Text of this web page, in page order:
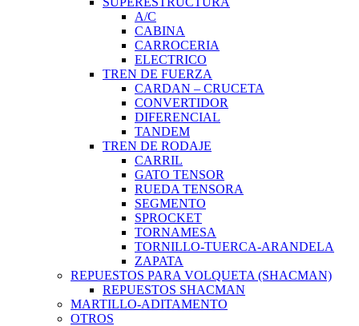
A/C
CABINA
CARROCERIA
ELECTRICO
TREN DE FUERZA
CARDAN – CRUCETA
CONVERTIDOR
DIFERENCIAL
TANDEM
TREN DE RODAJE
CARRIL
GATO TENSOR
RUEDA TENSORA
SEGMENTO
SPROCKET
TORNAMESA
TORNILLO-TUERCA-ARANDELA
ZAPATA
REPUESTOS PARA VOLQUETA (SHACMAN)
REPUESTOS SHACMAN
MARTILLO-ADITAMENTO
OTROS